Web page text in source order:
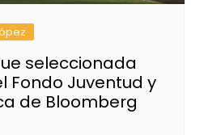
seleccionada
Fondo Juventud y
de Bloomberg